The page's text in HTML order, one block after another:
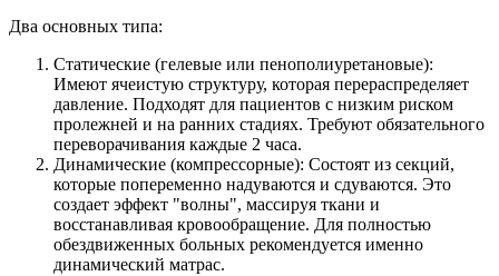
Два основных типа:
Статические (гелевые или пенополиуретановые):
Имеют ячеистую структуру, которая перераспределяет
давление. Подходят для пациентов с низким риском
пролежней и на ранних стадиях. Требуют обязательного
переворачивания каждые 2 часа.
Динамические (компрессорные): Состоят из секций,
которые попеременно надуваются и сдуваются. Это
создает эффект "волны", массируя ткани и
восстанавливая кровообращение. Для полностью
обездвиженных больных рекомендуется именно
динамический матрас.